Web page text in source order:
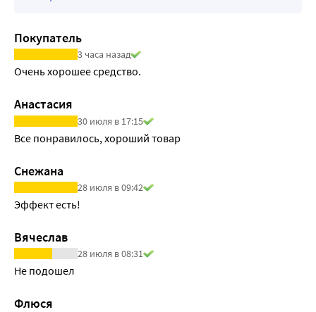
Покупатель
3 часа назад
Очень хорошее средство.
Анастасия
30 июля в 17:15
Все понравилось, хороший товар
Снежана
28 июля в 09:42
Эффект есть!
Вячеслав
28 июля в 08:31
Не подошел
Флюся